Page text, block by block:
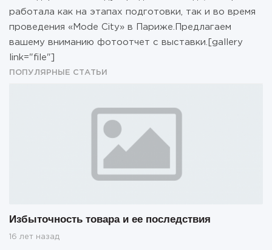
работала как на этапах подготовки, так и во время
проведения «Mode City» в Париже.Предлагаем
вашему вниманию фотоотчет с выставки.[gallery
link="file"]
ПОПУЛЯРНЫЕ СТАТЬИ
Избыточность товара и ее последствия
16 лет назад